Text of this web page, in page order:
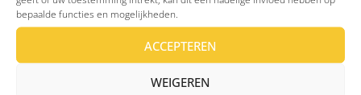
bepaalde functies en mogelijkheden.
ACCEPTEREN
WEIGEREN
gedragingen vaak moeilijk te begrijpen zijn voor
anderen. Het leven met smetvrees kan een uitdaging
zijn, maar met de juiste behandeling en steun is het
mogelijk om de symptomen te beheersen en een